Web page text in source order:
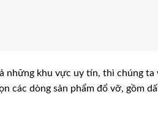
những khu vực uy tín, thì chúng ta
các dòng sản phẩm đổ vỡ, gồm